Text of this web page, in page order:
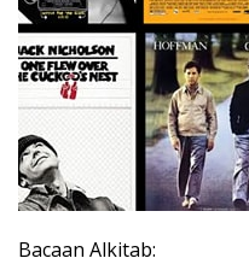
Bacaan Alkitab: